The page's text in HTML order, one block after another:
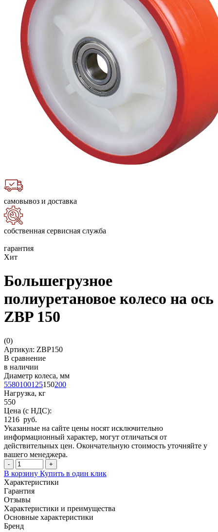
самовывоз и доставка
собственная сервисная служба
гарантия
Хит
Большегрузное
полиуретановое колесо на ось
ZBP 150
(0)
Артикул: ZBP150
В сравнение
в наличии
Диаметр колеса, мм
5580100125150200
Нагрузка, кг
550
Цена (с НДС):
1216 руб.
Указанные на сайте цены носят исключительно
информационный характер, могут отличаться от
действительных цен. Окончательную стоимость уточняйте у
вашего менеджера.
- +
В корзину Купить в один клик
Характеристики
Гарантия
Отзывы
Характеристики и преимущества
Основные характеристики
Бренд